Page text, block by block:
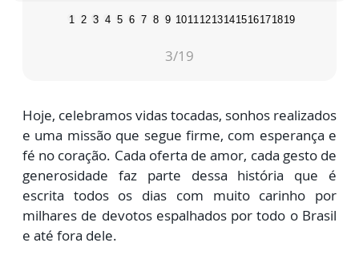
1 2 3 4 5 6 7 8 9 10111213141516171819
3/19
Hoje, celebramos vidas tocadas, sonhos realizados
e uma missão que segue firme, com esperança e
fé no coração. Cada oferta de amor, cada gesto de
generosidade faz parte dessa história que é
escrita todos os dias com muito carinho por
milhares de devotos espalhados por todo o Brasil
e até fora dele.